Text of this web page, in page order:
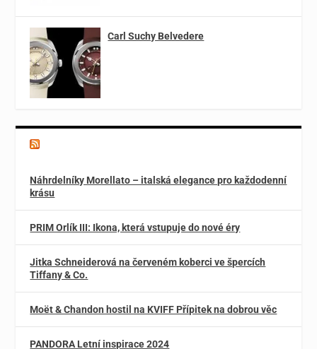
Carl Suchy Belvedere
Náhrdelníky Morellato – italská elegance pro každodenní
krásu
PRIM Orlík III: Ikona, která vstupuje do nové éry
Jitka Schneiderová na červeném koberci ve špercích
Tiffany & Co.
Moët & Chandon hostil na KVIFF Přípitek na dobrou věc
PANDORA Letní inspirace 2024